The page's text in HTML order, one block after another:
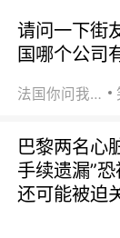
请问一下街
国哪个公司
法国你问我答
巴黎两名心
手续遗漏”恐
还可能被迫